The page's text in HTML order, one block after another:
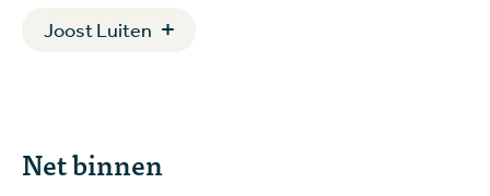
Joost Luiten
Net binnen